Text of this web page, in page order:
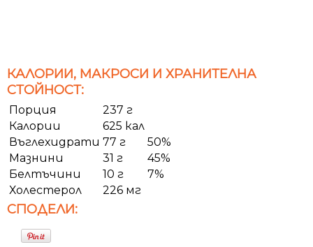
КАЛОРИИ, МАКРОСИ И ХРАНИТЕЛНА
СТОЙНОСТ:
Порция
237 г
Калории
625 кал
Въглехидрати 77 г
50%
Мазнини
31 г
45%
Белтъчини
10 г
7%
Холестерол
226 мг
СПОДЕЛИ: